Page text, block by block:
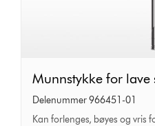
Munnstykke
for
lave
Munnstykke for lave
Delenummer 966451-01
Kan forlenges, bøyes og vris